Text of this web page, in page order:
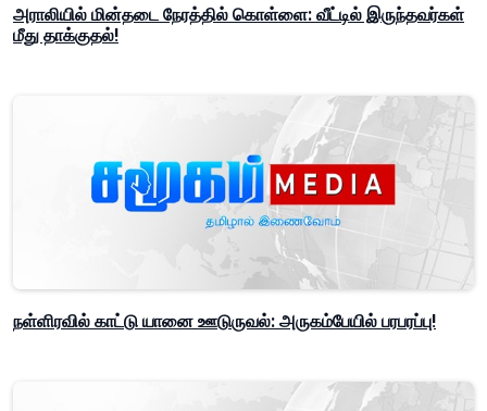
அராலியில் மின்தடை நேரத்தில் கொள்ளை: வீட்டில் இருந்தவர்கள்
மீது தாக்குதல்!
நள்ளிரவில் காட்டு யானை ஊடுருவல்: அருகம்பேயில் பரபரப்பு!